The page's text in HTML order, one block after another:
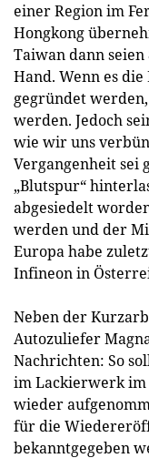
einer Region im
Hongkong
Taiwan dann
Hand. Wenn es
gegründet
werden. Jedoch
wie wir uns
Vergangenheit sei
„Blutspur“
abgesiedelt
werden und der
Europa habe
Infineon in
Neben der
Autozuliefer
Nachrichten: So
im Lackierwerk im
wieder
für die
bekanntgegeben